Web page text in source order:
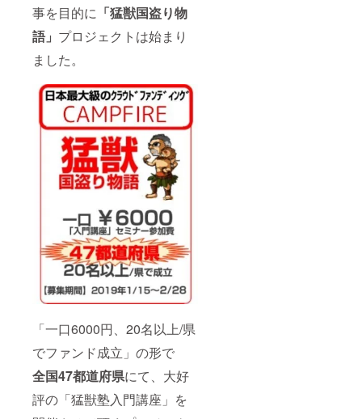
事を目的に 「猛獣国盗り物
語」 プロジェクトは始まり
ました。
「一口6000円、20名以上/県
でファンド成立」の形で
全国47都道府県にて、大好
評の「猛獣塾入門講座」を